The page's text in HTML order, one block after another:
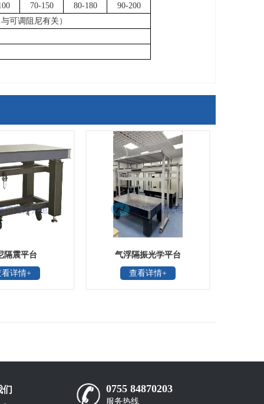
70-150 80-180
90-200
可调阻尼有关）
隔震平台
看详情+
气浮隔振光学平台
查看详情+
们 0755 84870203
服务热线